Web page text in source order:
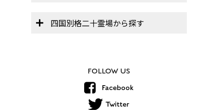
四国別格二十霊場から探す
FOLLOW US
Facebook
Twitter